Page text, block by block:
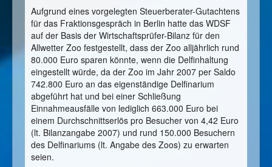
Aufgrund eines vorgelegten Steuerberater-Gutachtens
für das Fraktionsgespräch in Berlin hatte das WDSF
auf der Basis der Wirtschaftsprüfer-Bilanz für den
Allwetter Zoo festgestellt, dass der Zoo alljährlich rund
80.000 Euro sparen könnte, wenn die Delfinhaltung
eingestellt würde, da der Zoo im Jahr 2007 per Saldo
742.800 Euro an das eigenständige Delfinarium
abgeführt hat und bei einer Schließung
Einnahmeausfälle von lediglich 663.000 Euro bei
einem Durchschnittserlös pro Besucher von 4,42 Euro
(lt. Bilanzangabe 2007) und rund 150.000 Besuchern
des Delfinariums (lt. Angabe des Zoos) zu erwarten
seien.